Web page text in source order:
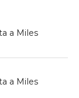
a Miles
a Miles